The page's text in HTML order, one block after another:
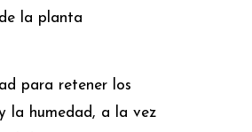
la planta
para retener los
la humedad, a la vez